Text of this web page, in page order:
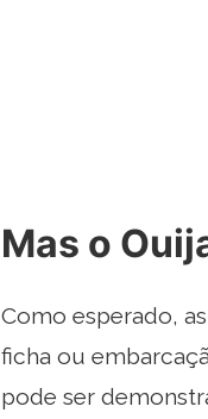
Mas o
Como esperado,
ficha ou
pode ser